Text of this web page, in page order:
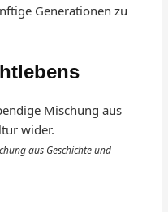
Generationen zu
aus Geschichte und